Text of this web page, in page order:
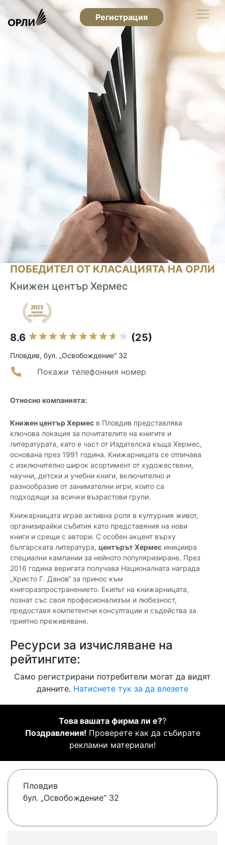
Регистрация
ПОБЕДИТЕЛ ОТ КЛАСАЦИЯТА НА ОРЛИ
Книжен център Хермес
8.6 (25)
Пловдив, бул. „Освобождение“ 32
Покажи телефонния номер
Относно компанията:
Книжен център Хермес в Пловдив представлява
ключова локация за почитателите на книгите и
литературата, като е част от Издателска къща Хермес,
основана през 1991 година. Книжарницата се отличава
с изключително широк асортимент от художествени,
научни, детски и учебни книги, включително и
разнообразие от занимателни игри, които са
подходящи за всички възрастови групи.
Книжарницата играе активна роля в културния живот,
организирайки събития като представяния на нови
книги и срещи с автори. С особен акцент върху
българската литература, центърът Хермес инициира
специални кампании за нейното популяризиране. През
2016 година веригата получава Националната награда
„Христо Г. Данов“ за принос към
книгоразпространението. Екипът на книжарницата,
познат със своя професионализъм и любезност,
предоставя компетентни консултации и съдейства за
приятно преживяване.
Ресурси за изчисляване на
рейтингите:
Само регистрирани потребители могат да видят
данните. Натиснете тук за да влезете
Това вашата фирма ли е??
Поздравления! Проверете как да събирате
рекламни материали!
Пловдив
бул. „Освобождение“ 32